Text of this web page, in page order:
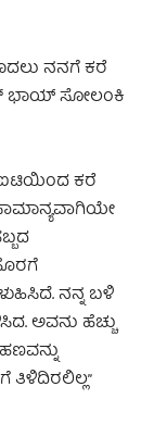
ನನಗೆ ಕರೆ
ಭಾಯ್ ಸೋಲಂಕಿ
ಕರೆ
ನನ್ನ ಬಳಿ
ಅವನು ಹೆಚ್ಚು
ತಿಳಿದಿರಲಿಲ್ಲ”